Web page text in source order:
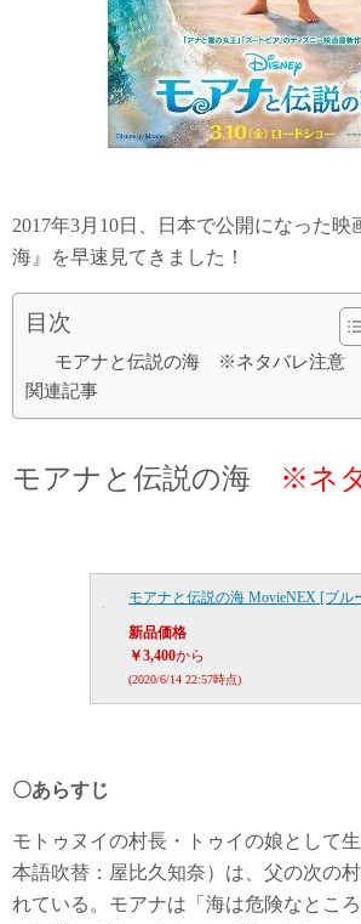
2017年3月10日、日本で公開になった
海』を早速見てきました！
目次
モアナと伝説の海 ※ネタバレ注意
関連記事
モアナと伝説の海 ※ネ
モアナと伝説の海 MovieNEX [ブ
新品価格
￥3,400から
(2020/6/14 22:57時点)
〇あらすじ
モトゥヌイの村長・トゥイの娘として
本語吹替：屋比久知奈）は、父の次の
れている。モアナは「海は危険なとこ